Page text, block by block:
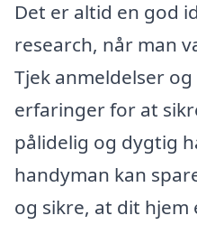
Det er altid en god
research, når man
Tjek anmeldelser
erfaringer for at
pålidelig og dygtig
handyman kan
og sikre, at dit